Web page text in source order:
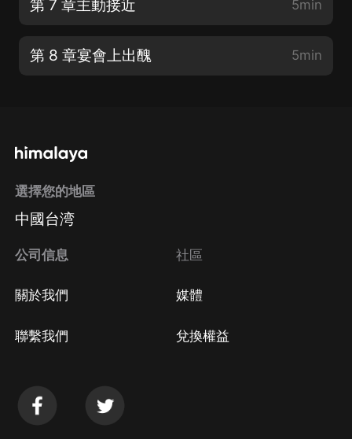
第 7 章主動接近 5min
第 8 章宴會上出醜 5min
選擇您的地區
中國台湾
公司信息
關於我們
聯繫我們
社區
媒體
兌換權益